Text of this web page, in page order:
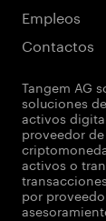
Empleos
Contactos
Tangem AG
soluciones
activos
proveedor
activos o
por